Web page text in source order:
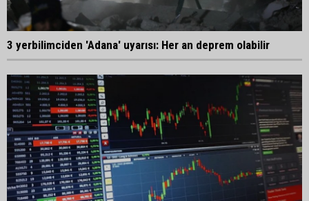
3 yerbilimciden 'Adana' uyarısı: Her an deprem olabilir